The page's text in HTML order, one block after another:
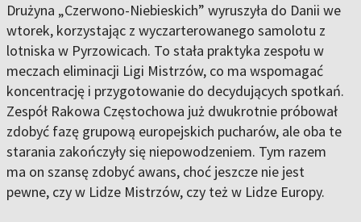
Drużyna „Czerwono-Niebieskich” wyruszyła do Danii we
wtorek, korzystając z wyczarterowanego samolotu z
lotniska w Pyrzowicach. To stała praktyka zespołu w
meczach eliminacji Ligi Mistrzów, co ma wspomagać
koncentrację i przygotowanie do decydujących spotkań.
Zespół Rakowa Częstochowa już dwukrotnie próbował
zdobyć fazę grupową europejskich pucharów, ale oba te
starania zakończyły się niepowodzeniem. Tym razem
ma on szansę zdobyć awans, choć jeszcze nie jest
pewne, czy w Lidze Mistrzów, czy też w Lidze Europy.